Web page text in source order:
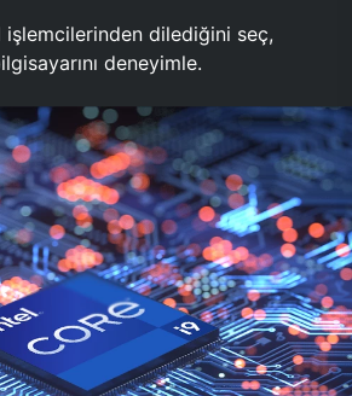
işlemcilerinden dilediğini seç,
deneyimle.